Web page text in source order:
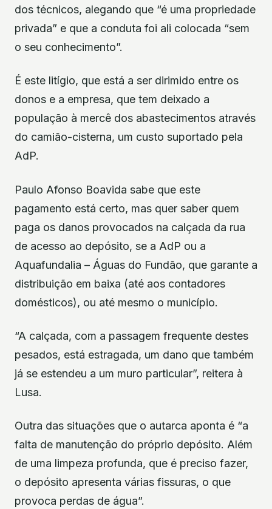
dos técnicos, alegando que “é uma propriedade
privada” e que a conduta foi ali colocada “sem
o seu conhecimento”.
É este litígio, que está a ser dirimido entre os
donos e a empresa, que tem deixado a
população à mercê dos abastecimentos através
do camião-cisterna, um custo suportado pela
AdP.
Paulo Afonso Boavida sabe que este
pagamento está certo, mas quer saber quem
paga os danos provocados na calçada da rua
de acesso ao depósito, se a AdP ou a
Aquafundalia – Águas do Fundão, que garante a
distribuição em baixa (até aos contadores
domésticos), ou até mesmo o município.
“A calçada, com a passagem frequente destes
pesados, está estragada, um dano que também
já se estendeu a um muro particular”, reitera à
Lusa.
Outra das situações que o autarca aponta é “a
falta de manutenção do próprio depósito. Além
de uma limpeza profunda, que é preciso fazer,
o depósito apresenta várias fissuras, o que
provoca perdas de água”.